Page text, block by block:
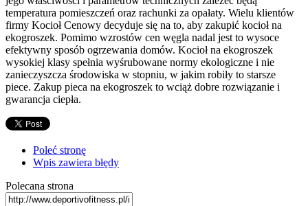
temperatura pomieszczeń oraz rachunki za opałaty. Wielu klientów
firmy Kocioł Cenowy decyduje się na to, aby zakupić kocioł na
ekogroszek. Pomimo wzrostów cen węgla nadal jest to wysoce
efektywny sposób ogrzewania domów. Kocioł na ekogroszek
wysokiej klasy spełnia wyśrubowane normy ekologiczne i nie
zanieczyszcza środowiska w stopniu, w jakim robiły to starsze
piece. Zakup pieca na ekogroszek to wciąż dobre rozwiązanie i
gwarancja ciepła.
Poleć stronę
Wpis zawiera błędy
Polecana strona